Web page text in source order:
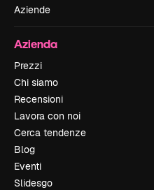
Aziende
Azienda
Prezzi
Chi siamo
Recensioni
Lavora con noi
Cerca tendenze
Blog
Eventi
Slidesgo